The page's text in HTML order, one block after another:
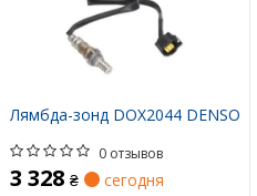
Лямбда-зонд DOX2044 DENSO
0 отзывов
3 328 ₴ сегодня